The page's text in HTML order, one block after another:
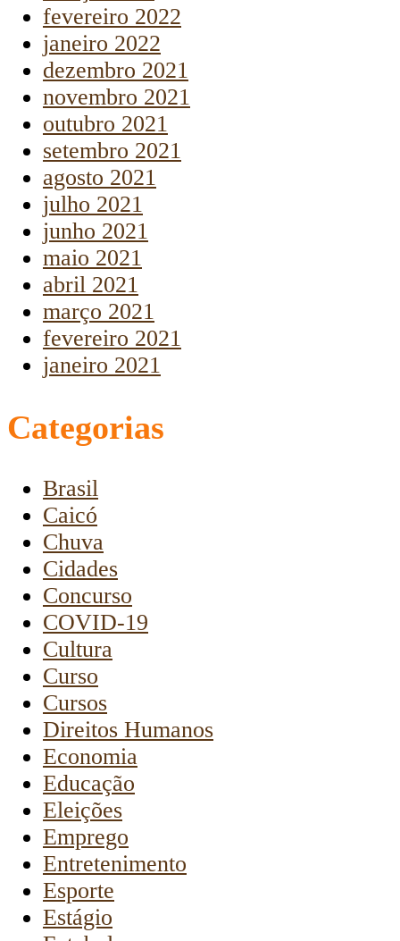
fevereiro 2022
janeiro 2022
dezembro 2021
novembro 2021
outubro 2021
setembro 2021
agosto 2021
julho 2021
junho 2021
maio 2021
abril 2021
março 2021
fevereiro 2021
janeiro 2021
Categorias
Brasil
Caicó
Chuva
Cidades
Concurso
COVID-19
Cultura
Curso
Cursos
Direitos Humanos
Economia
Educação
Eleições
Emprego
Entretenimento
Esporte
Estágio